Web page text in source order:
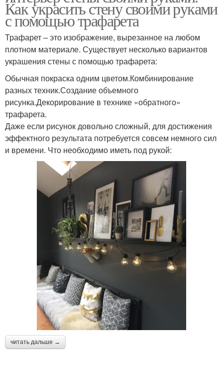
Как украсить стену своими руками
с помощью трафарета
Трафарет – это изображение, вырезанное на любом
плотном материале. Существует несколько вариантов
украшения стены с помощью трафарета:
Обычная покраска одним цветом.Комбинирование
разных техник.Создание объемного
рисунка.Декорирование в технике «обратного»
трафарета.
Даже если рисунок довольно сложный, для достижения
эффектного результата потребуется совсем немного сил
и времени. Что необходимо иметь под рукой:
читать дальше →